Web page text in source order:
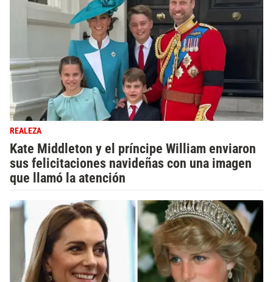
REALEZA
Kate Middleton y el príncipe William enviaron
sus felicitaciones navideñas con una imagen
que llamó la atención